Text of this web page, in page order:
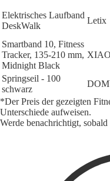
Elektrisches Laufband
DeskWalk
Letix
Smartband 10, Fitness
Tracker, 135-210 mm,
Midnight Black
Springseil - 100
schwarz
*Der Preis der gezeigten
Unterschiede aufweisen.
Werde benachrichtigt,